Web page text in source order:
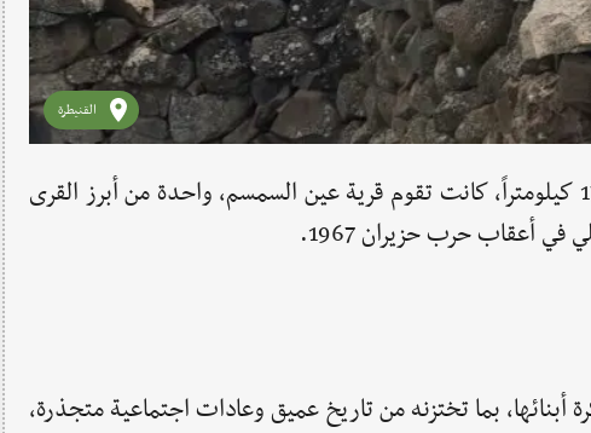
القنيطرة
في الجنوب الغربي من مدينة القنيطرة، وعلى مسافة نحو 17 كيلومتراً، كانت تقوم قرية عين السمسم، واحدة من أبرز القرى
في أعقاب حرب حزيران 1967.
أبنائها، بما تختزنه من تاريخ عميق وعادات اجتماعية متجذرة،